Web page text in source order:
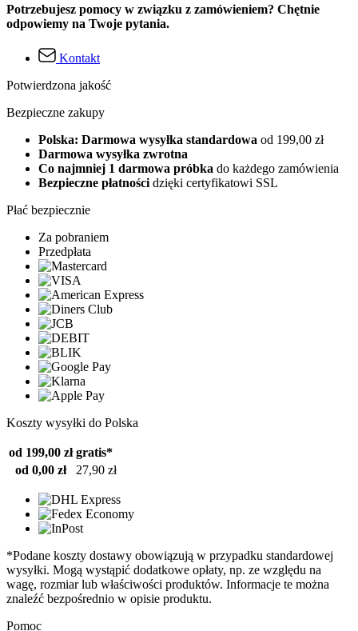
Potrzebujesz pomocy w związku z zamówieniem? Chętnie
odpowiemy na Twoje pytania.
Kontakt
Potwierdzona jakość
Bezpieczne zakupy
Polska: Darmowa wysyłka standardowa od 199,00 zł
Darmowa wysyłka zwrotna
Co najmniej 1 darmowa próbka do każdego zamówienia
Bezpieczne płatnościdzięki certyfikatowi SSL
Płać bezpiecznie
Za pobraniem
Przedpłata
Koszty wysyłki do Polska
od 199,00 zł gratis*
od 0,00 zł
27,90 zł
*Podane koszty dostawy obowiązują w przypadku standardowej
wysyłki. Mogą wystąpić dodatkowe opłaty, np. ze względu na
wagę, rozmiar lub właściwości produktów. Informacje te można
znaleźć bezpośrednio w opisie produktu.
Pomoc